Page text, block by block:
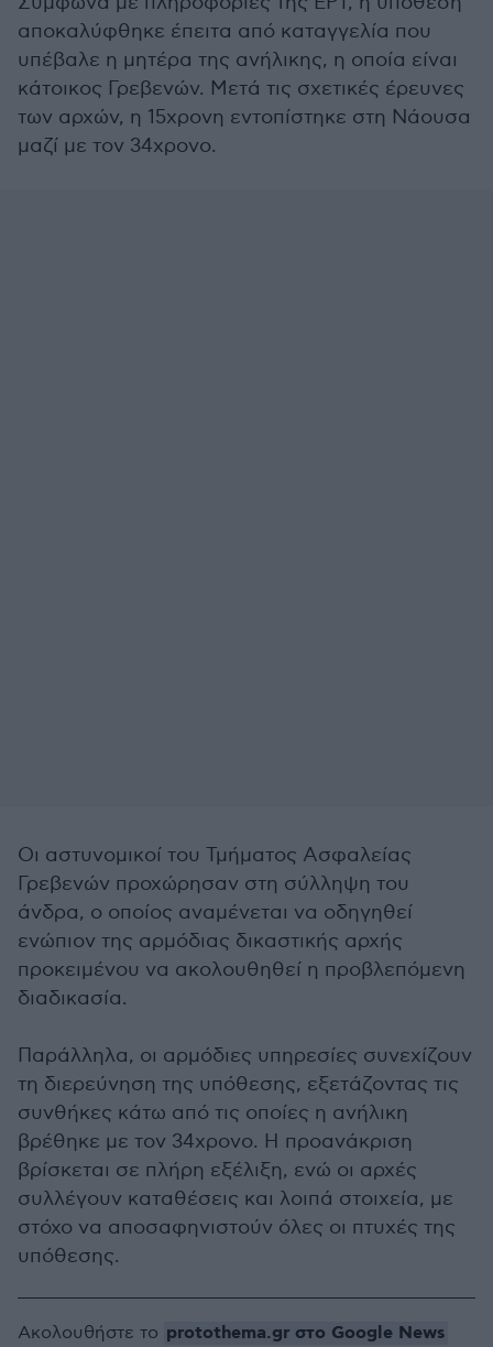
αποκαλύφθηκε έπειτα από καταγγελία που
υπέβαλε η μητέρα της ανήλικης, η οποία είναι
κάτοικος Γρεβενών. Μετά τις σχετικές έρευνες
των αρχών, η 15χρονη εντοπίστηκε στη Νάουσα
μαζί με τον 34χρονο.
Οι αστυνομικοί του Τμήματος Ασφαλείας
Γρεβενών προχώρησαν στη σύλληψη του
άνδρα, ο οποίος αναμένεται να οδηγηθεί
ενώπιον της αρμόδιας δικαστικής αρχής
προκειμένου να ακολουθηθεί η προβλεπόμενη
διαδικασία.
Παράλληλα, οι αρμόδιες υπηρεσίες συνεχίζουν
τη διερεύνηση της υπόθεσης, εξετάζοντας τις
συνθήκες κάτω από τις οποίες η ανήλικη
βρέθηκε με τον 34χρονο. Η προανάκριση
βρίσκεται σε πλήρη εξέλιξη, ενώ οι αρχές
συλλέγουν καταθέσεις και λοιπά στοιχεία, με
στόχο να αποσαφηνιστούν όλες οι πτυχές της
υπόθεσης.
Ακολουθήστε το protothema.gr στο Google News